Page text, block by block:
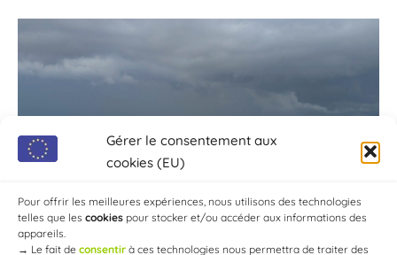
Gérer le consentement aux
cookies (EU)
Pour offrir les meilleures expériences, nous utilisons des technologies
telles que les cookies pour stocker et/ou accéder aux informations des
appareils.
→ Le fait de consentir à ces technologies nous permettra de traiter des